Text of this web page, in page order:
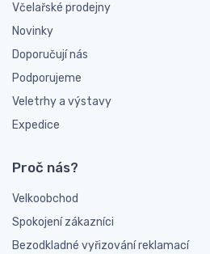
Včelařské prodejny
Novinky
Doporučují nás
Podporujeme
Veletrhy a výstavy
Expedice
Proč nás?
Velkoobchod
Spokojení zákazníci
Bezodkladné vyřizování reklamací